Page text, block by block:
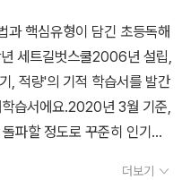
대해서 배울 수 있어서 어
제의 훈련 교재를 풀어봤어
요.교과 과정에 맞춘 실전 문
서 배운 비법을 그대로 적용
에 독해의 무기 어휘력을 탄
전하면서 문제해결력도 키
과 핵심유형이 담긴 초등독해
세트​길벗스쿨2006년 설립,
, 적량'의 기적 학습서를 발간
습서에요.2020년 3월 기준,
파할 정도로 꾸준히 인기있
더보기